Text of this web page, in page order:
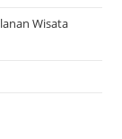
Wisata